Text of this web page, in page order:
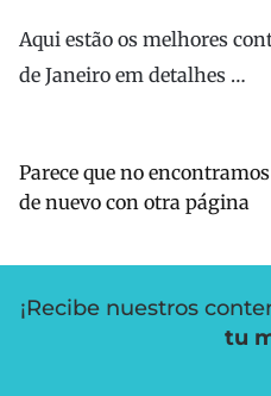
Aqui estão os melhores
de Janeiro em detalhes …
Parece que no
de nuevo con otra página
¡Recibe nuestros
tu